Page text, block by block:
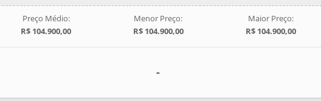
Preço Médio:
R$ 104.900,00
Menor Preço:
R$ 104.900,00
Maior Preço:
R$ 104.900,00
-